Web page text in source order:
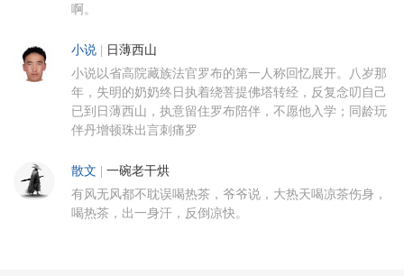
啊。
小说 日薄西山
小说以省高院藏族法官罗布的第一人称回忆展开。八岁那
年，失明的奶奶终日执着绕菩提佛塔转经，反复念叨自己
已到日薄西山，执意留住罗布陪伴，不愿他入学；同龄玩
伴丹增顿珠出言刺痛罗
散文 一碗老干烘
有风无风都不耽误喝热茶，爷爷说，大热天喝凉茶伤身，
喝热茶，出一身汗，反倒凉快。